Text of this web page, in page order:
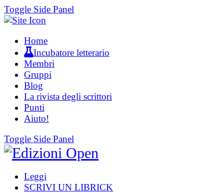
Toggle Side Panel
Home
Incubatore letterario
Membri
Gruppi
Blog
La rivista degli scrittori
Punti
Aiuto!
Toggle Side Panel
Leggi
SCRIVI UN LIBRICK